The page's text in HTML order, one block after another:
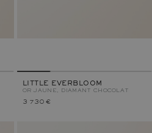
LITTLE EVERBLOOM
OR JAUNE, DIAMANT CHOCOLAT
3 730 €